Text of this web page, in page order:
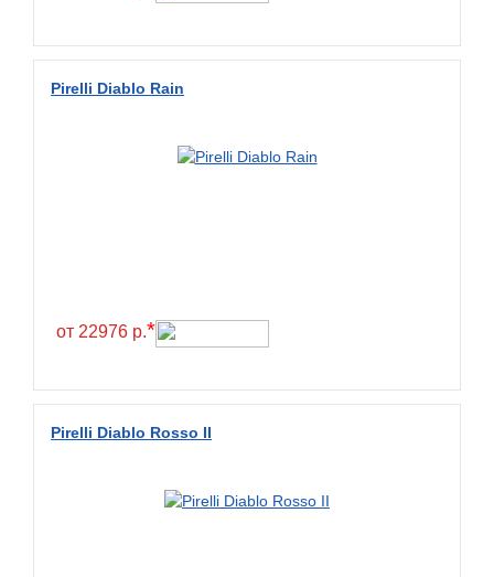
Pirelli Diablo Rain
от 22976 р.*
Pirelli Diablo Rosso II